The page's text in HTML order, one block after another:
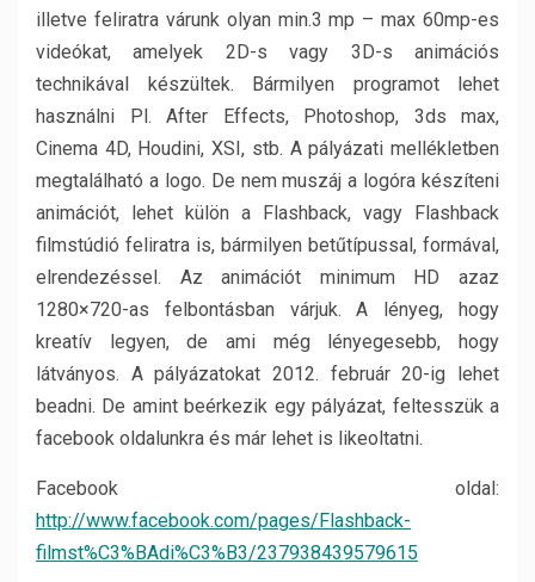
illetve feliratra várunk olyan min.3 mp – max 60mp-es
videókat, amelyek 2D-s vagy 3D-s animációs
technikával készültek. Bármilyen programot lehet
használni Pl. After Effects, Photoshop, 3ds max,
Cinema 4D, Houdini, XSI, stb. A pályázati mellékletben
megtalálható a logo. De nem muszáj a logóra készíteni
animációt, lehet külön a Flashback, vagy Flashback
filmstúdió feliratra is, bármilyen betűtípussal, formával,
elrendezéssel. Az animációt minimum HD azaz
1280×720-as felbontásban várjuk. A lényeg, hogy
kreatív legyen, de ami még lényegesebb, hogy
látványos. A pályázatokat 2012. február 20-ig lehet
beadni. De amint beérkezik egy pályázat, feltesszük a
facebook oldalunkra és már lehet is likeoltatni.
Facebook oldal:
http://www.facebook.com/pages/Flashback-
filmst%C3%BAdi%C3%B3/237938439579615